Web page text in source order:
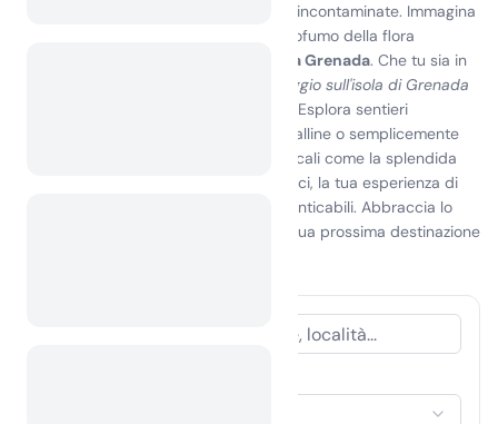
paesaggi rigogliosi incontrano spiagge incontaminate. Immagina
di svegliarti al suono delle onde e al profumo della flora
campeggi a Grenada. Che tu sia in
il campeggio sull'isola di Grenada
offre un mix unico di comfort e natura. Esplora sentieri
escursionistici, immergiti in acque cristalline o semplicemente
rilassati sotto le stelle. Con attrazioni locali come la splendida
spiaggia di Grand Anse e i mercati vivaci, la tua esperienza di
campeggio sarà piena di ricordi indimenticabili. Abbraccia lo
spirito d'avventura e fai di Grenada la tua prossima destinazione